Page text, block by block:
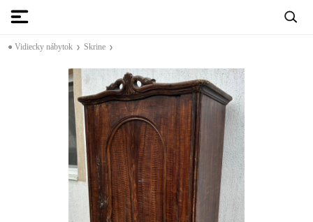
● Vidiecky nábytok Skrine